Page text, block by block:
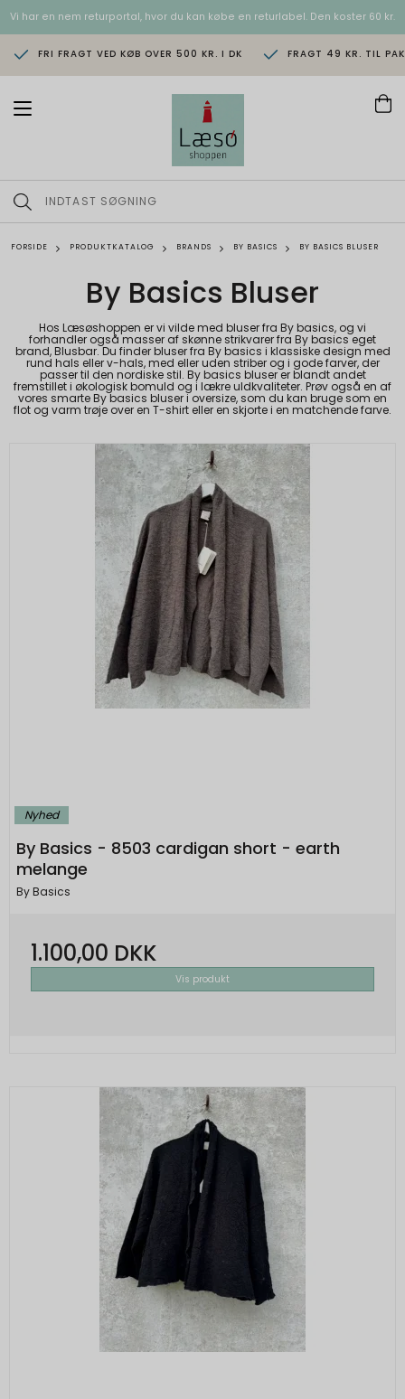
Vi har en nem returportal, hvor du kan købe en returlabel. Den koster 60 kr.
FRI FRAGT VED KØB OVER 500 KR. I DK FRAGT 49 KR. TIL
T
n
a
i
n
FORSIDE PRODUKTKATALOG BRANDS BY BASICS BY BASICS BLUSER
By Basics Bluser
Hos Læsøshoppen er vi vilde med bluser fra By basics, og vi
forhandler også masser af skønne strikvarer fra By basics eget
brand, Blusbar. Du finder bluser fra By basics i klassiske design med
rund hals eller v-hals, med eller uden striber og i gode farver, der
passer til den nordiske stil. By basics bluser er blandt andet
fremstillet i økologisk bomuld og i lækre uldkvaliteter. Prøv også en af
vores smarte By basics bluser i oversize, som du kan bruge som en
flot og varm trøje over en T-shirt eller en skjorte i en matchende farve.
Nyhed
By Basics - 8503 cardigan short - earth
melange
By Basics
1.100,00 DKK
Vis produkt